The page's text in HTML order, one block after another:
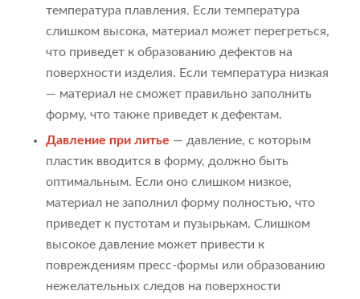
температура плавления. Если температура
слишком высока, материал может перегреться,
что приведет к образованию дефектов на
поверхности изделия. Если температура низкая
— материал не сможет правильно заполнить
форму, что также приведет к дефектам.
Давление при литье — давление, с которым
пластик вводится в форму, должно быть
оптимальным. Если оно слишком низкое,
материал не заполнил форму полностью, что
приведет к пустотам и пузырькам. Слишком
высокое давление может привести к
повреждениям пресс-формы или образованию
нежелательных следов на поверхности